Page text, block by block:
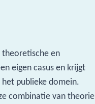
theoretische en
eigen casus en krijgt
publieke domein.
combinatie van theorie